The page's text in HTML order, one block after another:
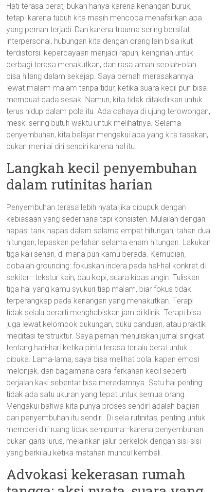
Hati terasa berat, bukan hanya karena kenangan buruk,
tetapi karena tubuh kita masih mencoba menafsirkan apa
yang pernah terjadi. Dan karena trauma sering bersifat
interpersonal, hubungan kita dengan orang lain bisa ikut
terdistorsi: kepercayaan menjadi rapuh, keinginan untuk
berbagi terasa menakutkan, dan rasa aman seolah-olah
bisa hilang dalam sekejap. Saya pernah merasakannya
lewat malam-malam tanpa tidur, ketika suara kecil pun bisa
membuat dada sesak. Namun, kita tidak ditakdirkan untuk
terus hidup dalam pola itu. Ada cahaya di ujung terowongan,
meski sering butuh waktu untuk melihatnya. Selama
penyembuhan, kita belajar mengakui apa yang kita rasakan,
bukan menilai diri sendiri karena hal itu.
Langkah kecil penyembuhan
dalam rutinitas harian
Penyembuhan terasa lebih nyata jika dipupuk dengan
kebiasaan yang sederhana tapi konsisten. Mulailah dengan
napas: tarik napas dalam selama empat hitungan, tahan dua
hitungan, lepaskan perlahan selama enam hitungan. Lakukan
tiga kali sehari, di mana pun kamu berada. Kemudian,
cobalah grounding: fokuskan indera pada hal-hal konkret di
sekitar—tekstur kain, bau kopi, suara kipas angin. Tuliskan
tiga hal yang kamu syukuri tiap malam, biar fokus tidak
terperangkap pada kenangan yang menakutkan. Terapi
tidak selalu berarti menghabiskan jam di klinik. Terapi bisa
juga lewat kelompok dukungan, buku panduan, atau praktik
meditasi terstruktur. Saya pernah menuliskan jurnal singkat
tentang hari-hari ketika pintu terasa terlalu berat untuk
dibuka. Lama-lama, saya bisa melihat pola: kapan emosi
melonjak, dan bagaimana cara-ferkahan kecil seperti
berjalan kaki sebentar bisa meredamnya. Satu hal penting:
tidak ada satu ukuran yang tepat untuk semua orang.
Mengakui bahwa kita punya proses sendiri adalah bagian
dari penyembuhan itu sendiri. Di sela rutinitas, penting untuk
memberi diri ruang tidak sempurna—karena penyembuhan
bukan garis lurus, melainkan jalur berkelok dengan sisi-sisi
yang berkilau ketika matahari muncul kembali.
Advokasi kekerasan rumah